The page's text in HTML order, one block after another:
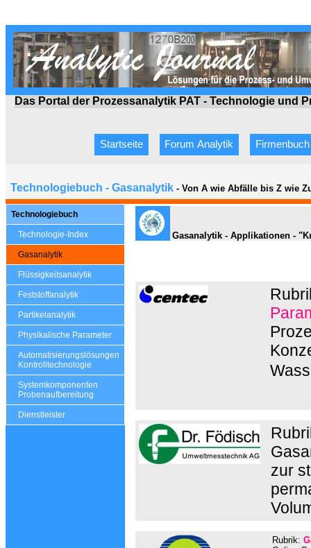
Das Portal der Prozessanalytik PAT - Technologie und
Startseite Forum Analytik Firmenbuch
Technologiebuch - Gasanalytik - Von A wie Abfälle bis Z wie
Technologiebuch
Technologie-Index
Gasanalytik
Flüssigkeitsanalytik
Feststoffanalytik
Partikelanalytik
Physikalische Parameter
Automatisierungslösungen
Kontrolltechnologie
Systemkomponenten
Probenaufbereitung
Dienstleister
Gasanalytik - Applikationen -
zur
Rubrik: